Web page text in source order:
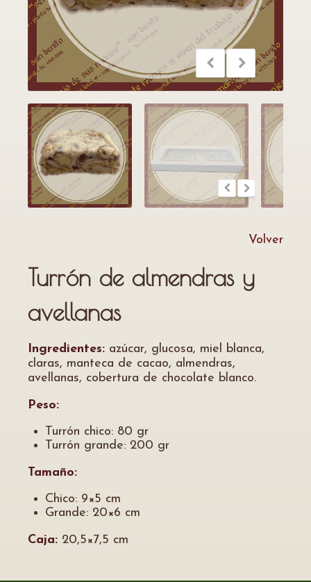
Volver
Turrón de almendras y
avellanas
Ingredientes: azúcar, glucosa, miel blanca,
claras, manteca de cacao, almendras,
avellanas, cobertura de chocolate blanco.
Peso:
Turrón chico: 80 gr
Turrón grande: 200 gr
Tamaño:
Chico: 9×5 cm
Grande: 20×6 cm
Caja: 20,5×7,5 cm